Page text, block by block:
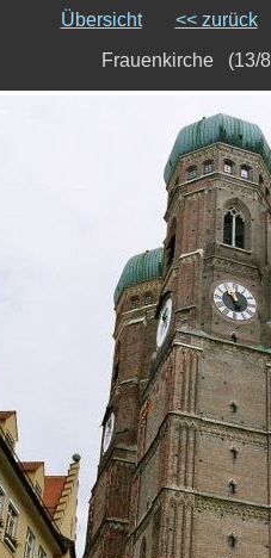
Übersicht << zurück
Frauenkirche (13/